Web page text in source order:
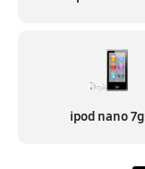
ipod nano 7g